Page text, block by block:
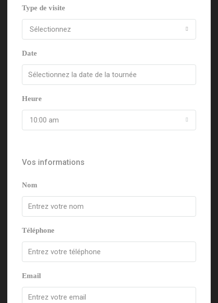
Type de visite
Sélectionnez
Date
Heure
10:00 am
Vos informations
Nom
Téléphone
Email